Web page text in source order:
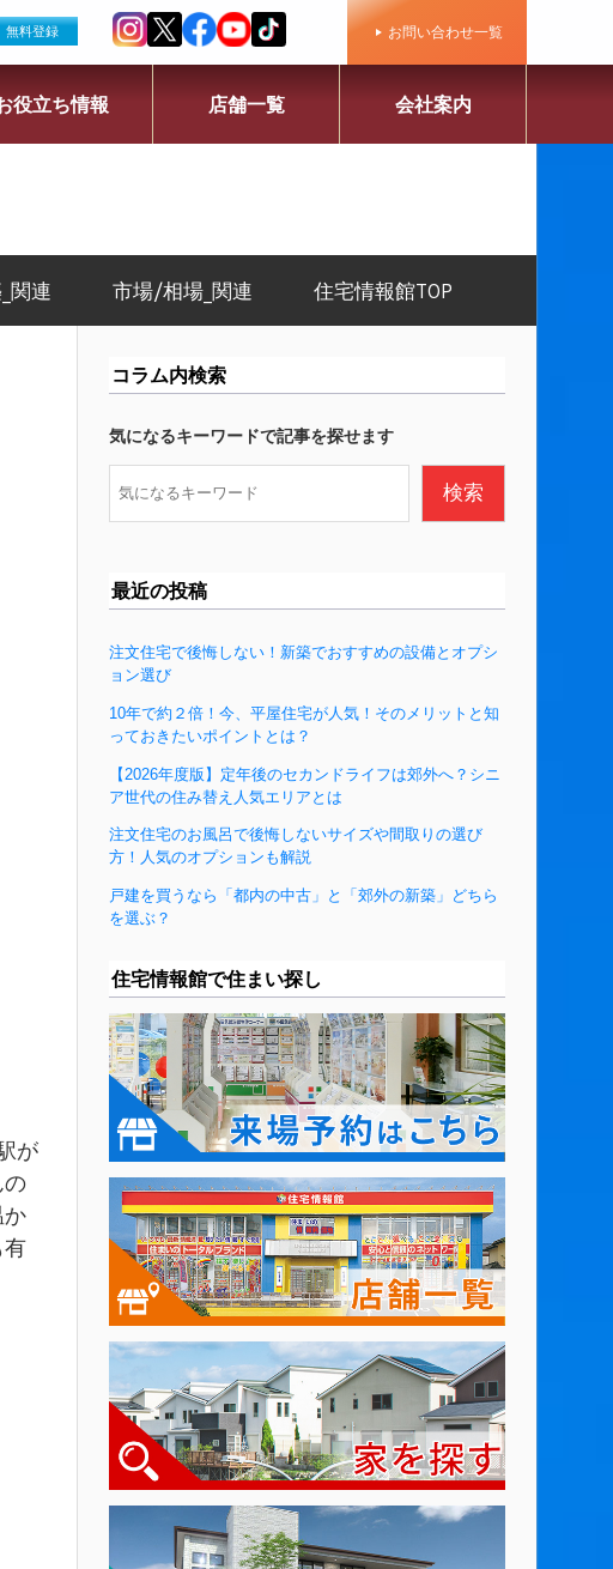
無料登録 お問い合わせ一覧
役立ち情報 店舗一覧 会社案内
関連 市場/相場_関連 住宅情報館TOP
が
の
か
有
コラム内検索
気になるキーワードで記事を探せます
索
検索
最近の投稿
注文住宅で後悔しない！新築でおすすめの設備とオプシ
ョン選び
10年で約２倍！今、平屋住宅が人気！そのメリットと知
っておきたいポイントとは？
【2026年度版】定年後のセカンドライフは郊外へ？シニ
ア世代の住み替え人気エリアとは
注文住宅のお風呂で後悔しないサイズや間取りの選び
方！人気のオプションも解説
戸建を買うなら「都内の中古」と「郊外の新築」どちら
を選ぶ？
住宅情報館で住まい探し